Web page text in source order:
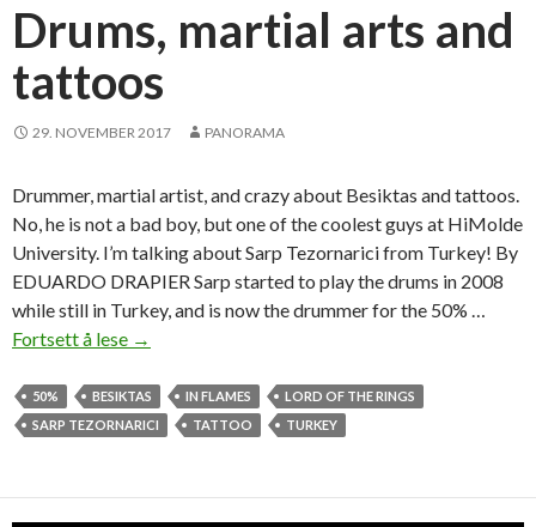
Drums, martial arts and
tattoos
29. NOVEMBER 2017 PANORAMA
Drummer, martial artist, and crazy about Besiktas and tattoos.
No, he is not a bad boy, but one of the coolest guys at HiMolde
University. I’m talking about Sarp Tezornarici from Turkey! By
EDUARDO DRAPIER Sarp started to play the drums in 2008
while still in Turkey, and is now the drummer for the 50% …
Fortsett å lese D
u
m
→
50% BESIKTAS IN FLAMES
LORD OF THE RINGS
SARP TEZORNARICI
TATTOO TURKEY